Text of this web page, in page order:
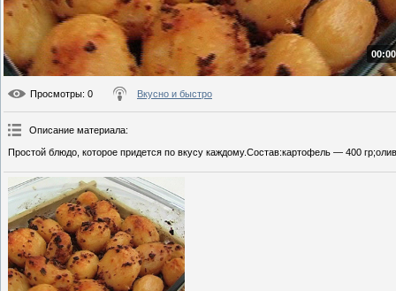
Просмотры: 0 Вкусно и быстро
Описание материала:
Простой блюдо, которое придется по вкусу каждому.Состав:картофель — 400